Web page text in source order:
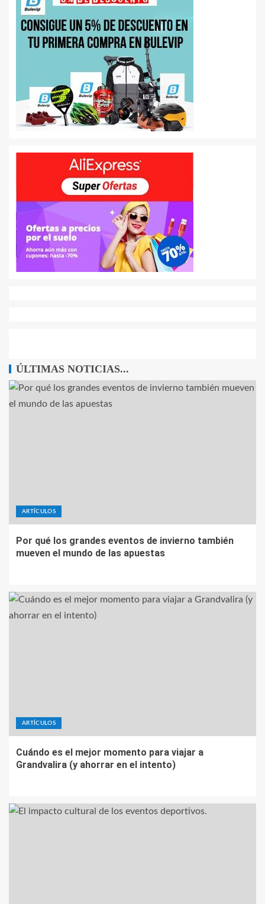
ÚLTIMAS NOTICIAS...
ARTÍCULOS
Por qué los grandes eventos de invierno también
mueven el mundo de las apuestas
ARTÍCULOS
Cuándo es el mejor momento para viajar a
Grandvalira (y ahorrar en el intento)